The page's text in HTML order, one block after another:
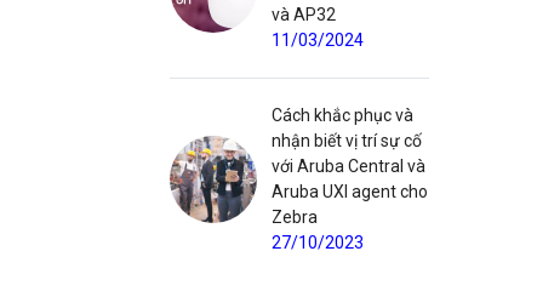
và AP32
11/03/2024
Cách khắc phục và
nhận biết vị trí sự cố
với Aruba Central và
Aruba UXI agent cho
Zebra
27/10/2023